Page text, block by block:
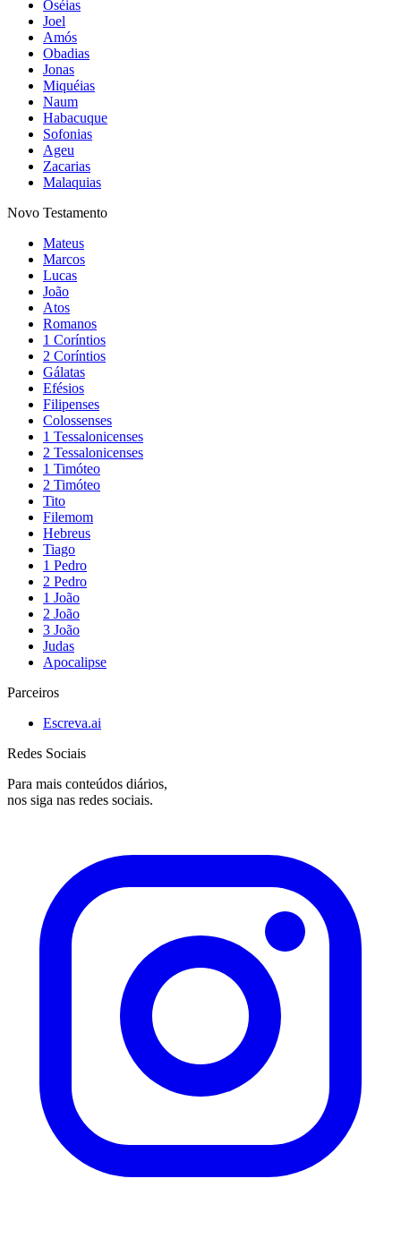
Oséias
Joel
Amós
Obadias
Jonas
Miquéias
Naum
Habacuque
Sofonias
Ageu
Zacarias
Malaquias
Novo Testamento
Mateus
Marcos
Lucas
João
Atos
Romanos
1 Coríntios
2 Coríntios
Gálatas
Efésios
Filipenses
Colossenses
1 Tessalonicenses
2 Tessalonicenses
1 Timóteo
2 Timóteo
Tito
Filemom
Hebreus
Tiago
1 Pedro
2 Pedro
1 João
2 João
3 João
Judas
Apocalipse
Parceiros
Escreva.ai
Redes Sociais
Para mais conteúdos diários,
nos siga nas redes sociais.